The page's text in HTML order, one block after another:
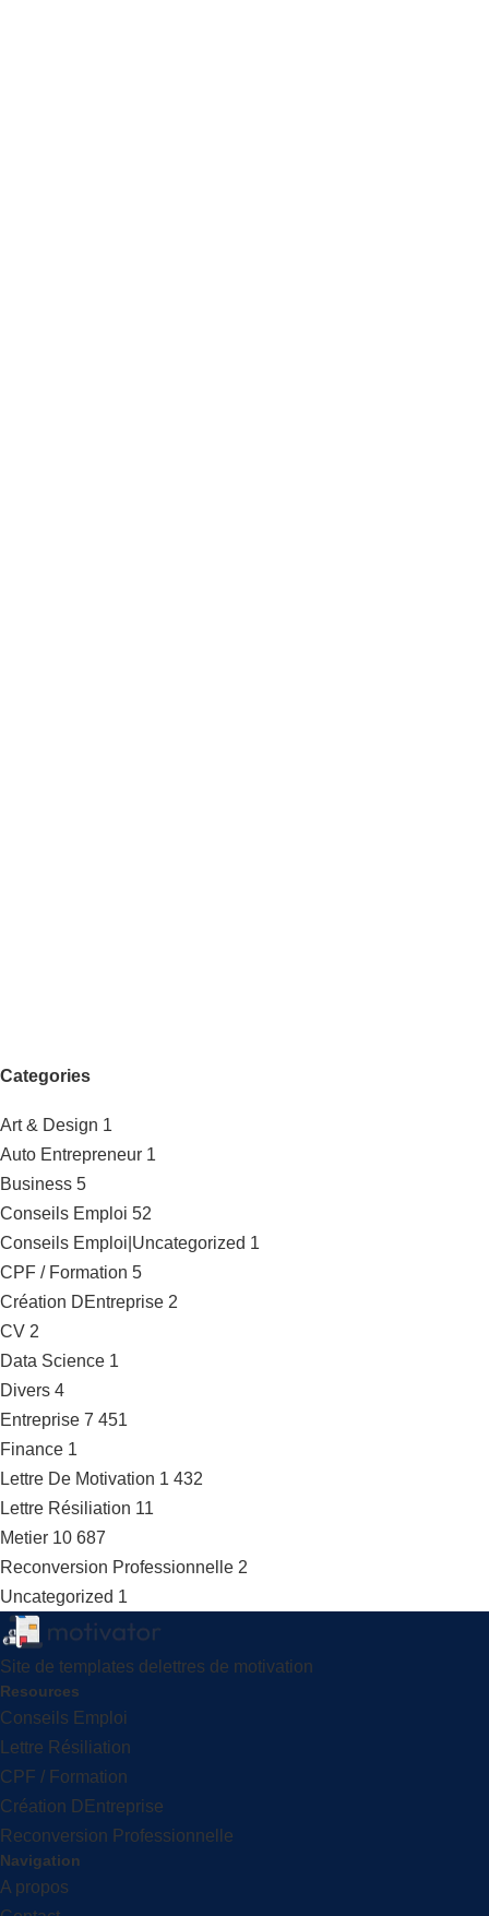
Categories
Art & Design 1
Auto Entrepreneur 1
Business 5
Conseils Emploi 52
Conseils Emploi|Uncategorized 1
CPF / Formation 5
Création DEntreprise 2
CV 2
Data Science 1
Divers 4
Entreprise 7 451
Finance 1
Lettre De Motivation 1 432
Lettre Résiliation 11
Metier 10 687
Reconversion Professionnelle 2
Uncategorized 1
Site de templates delettres de motivation
Resources
Conseils Emploi
Lettre Résiliation
CPF / Formation
Création DEntreprise
Reconversion Professionnelle
Navigation
A propos